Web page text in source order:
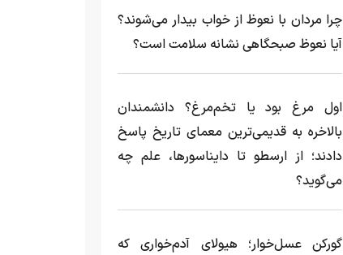
چرا مردان با نعوظ از خواب بیدار می‌شوند؟
آیا نعوظ صبحگاهی نشانه سلامت است؟
اول مرغ بود یا تخم‌مرغ؟ دانشمندان
بالاخره به قدیمی‌ترین معمای تاریخ پاسخ
دادند؛ از ارسطو تا دایناسورها، علم چه
می‌گوید؟
گورکن عسل‌خوار؛ هیولای آدم‌خواری که